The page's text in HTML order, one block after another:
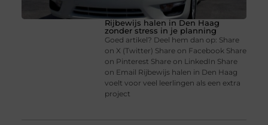
Rijbewijs halen in Den Haag
zonder stress in je planning
Goed artikel? Deel hem dan op: Share
on X (Twitter) Share on Facebook Share
on Pinterest Share on LinkedIn Share
on Email Rijbewijs halen in Den Haag
voelt voor veel leerlingen als een extra
project